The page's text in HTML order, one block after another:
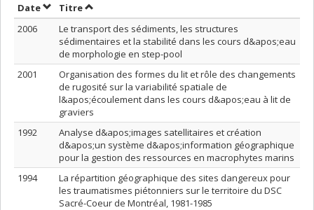
DateTrier par date en ordre croissant
TitreTrier par titre en ordre croissant
2006
Le transport des sédiments, les structures
sédimentaires et la stabilité dans les cours d&apos;eau
de morphologie en step-pool
2001
Organisation des formes du lit et rôle des changements
de rugosité sur la variabilité spatiale de
l&apos;écoulement dans les cours d&apos;eau à lit de
graviers
1992
Analyse d&apos;images satellitaires et création
d&apos;un système d&apos;information géographique
pour la gestion des ressources en macrophytes marins
1994
La répartition géographique des sites dangereux pour
les traumatismes piétonniers sur le territoire du DSC
Sacré-Coeur de Montréal, 1981-1985